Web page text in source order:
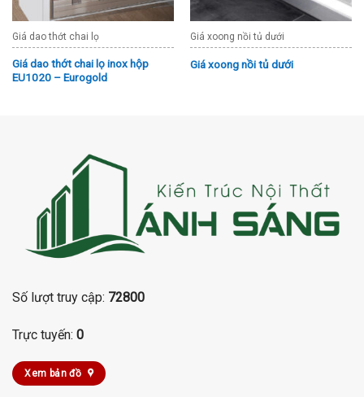
Giá dao thớt chai lọ
Giá dao thớt chai lọ inox hộp
EU1020 – Eurogold
Giá xoong nồi tủ dưới
Giá xoong nồi tủ dưới
Số lượt truy cập: 72800
Trực tuyến: 0
Xem bản đồ